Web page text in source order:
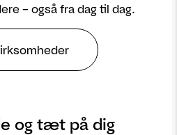
– også fra dag til dag.
og tæt på dig